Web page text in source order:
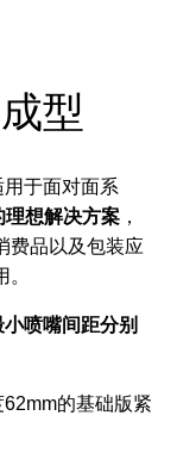
型
用于面对面系
理想解决方案 ，
费品以及包装应
小喷嘴间距分别
的基础版紧